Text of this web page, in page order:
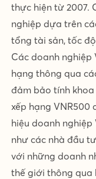
thực hiện từ 2007.
nghiệp dựa trên
tổng tài sản, tốc
Các doanh nghiệp
hạng thông qua
đảm bảo tính khoa
xếp hạng
hiệu doanh
như các nhà đầu
với những doanh
thế giới thông qua